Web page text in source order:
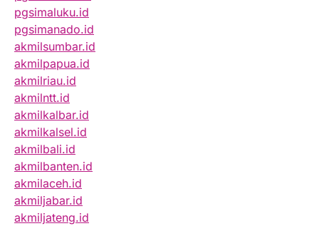
pgsimaluku.id
pgsimanado.id
akmilsumbar.id
akmilpapua.id
akmilriau.id
akmilntt.id
akmilkalbar.id
akmilkalsel.id
akmilbali.id
akmilbanten.id
akmilaceh.id
akmiljabar.id
akmiljateng.id